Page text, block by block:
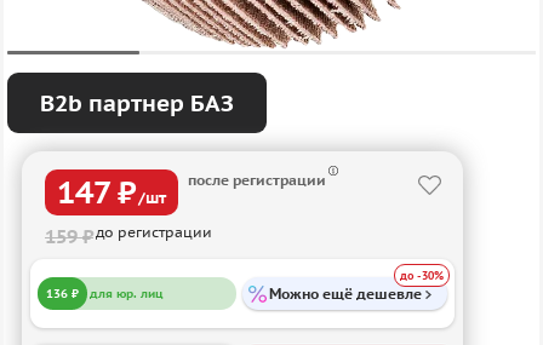
B2b партнер БАЗ
147 ₽/шт
после регистрации
159 ₽до регистрации
136 ₽ для юр. лиц Можно ещё дешевле
до -30%